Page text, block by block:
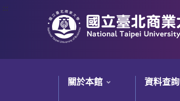
:::
:::
關於本館 資料查詢